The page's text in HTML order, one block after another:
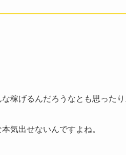
稼げるんだろうなとも思った
気出せないんですよね。